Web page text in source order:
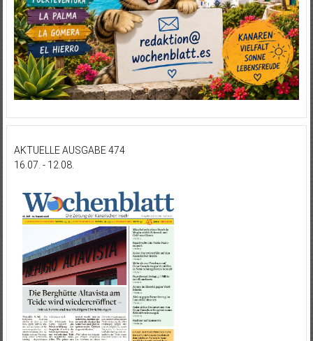
AKTUELLE AUSGABE 474
16.07. - 12.08.